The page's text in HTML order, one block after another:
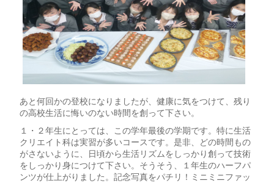
あと何回かの登校になりましたが、健康に気をつけて、残り
の高校生活に悔いのない時間を創って下さい。
１・２年生にとっては、この学年最後の学期です。特に生活
クリエイト科は実習が多いコースです。是非、どの時間もの
がさないように、日頃から生活リズムをしっかり創って技術
をしっかり身につけて下さい。そうそう、１年生のハーフパ
ンツが仕上がりました。記念写真をパチリ！ミニミニファッ